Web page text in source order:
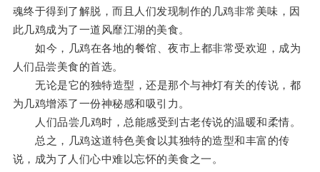
魂终于得到了解脱，而且人们发现制作的几鸡非常美味，因
此几鸡成为了一道风靡江湖的美食。
如今，几鸡在各地的餐馆、夜市上都非常受欢迎，成为
人们品尝美食的首选。
无论是它的独特造型，还是那个与神灯有关的传说，都
为几鸡增添了一份神秘感和吸引力。
人们品尝几鸡时，总能感受到古老传说的温暖和柔情。
总之，几鸡这道特色美食以其独特的造型和丰富的传
说，成为了人们心中难以忘怀的美食之一。